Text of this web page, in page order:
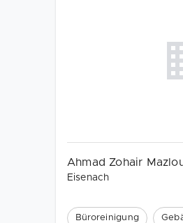
Ahmad Zohair
Eisenach
Büroreinigung